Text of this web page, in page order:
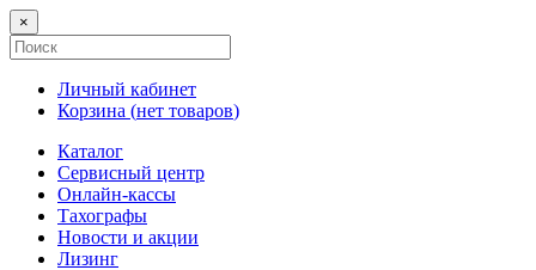
×
Личный кабинет
Корзина (нет товаров)
Каталог
Сервисный центр
Онлайн-кассы
Тахографы
Новости и акции
Лизинг